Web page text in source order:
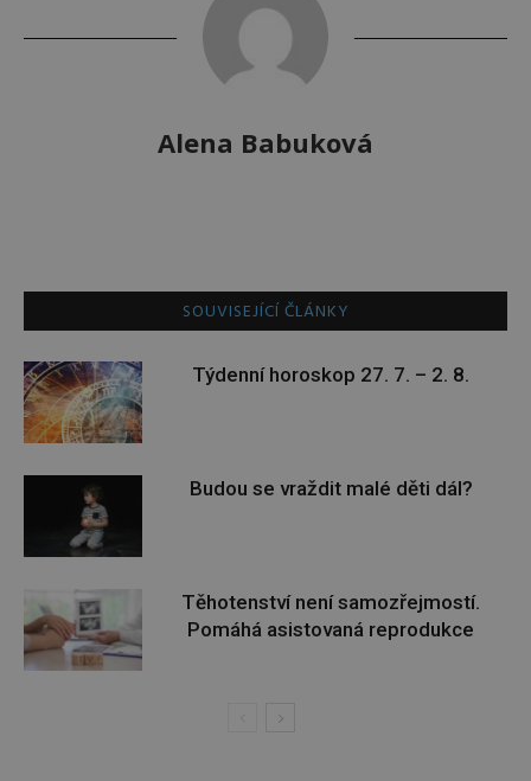
Alena Babuková
SOUVISEJÍCÍ ČLÁNKY
Týdenní horoskop 27. 7. – 2. 8.
Budou se vraždit malé děti dál?
Těhotenství není samozřejmostí.
Pomáhá asistovaná reprodukce